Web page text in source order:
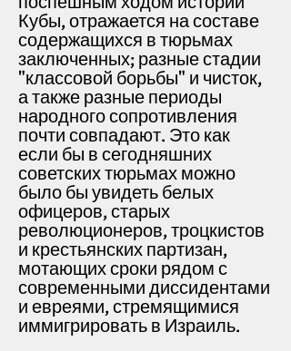
Кубы, отражается на составе
содержащихся в тюрьмах
заключенных; разные стадии
"классовой борьбы" и чисток,
а также разные периоды
народного сопротивления
почти совпадают. Это как
если бы в сегодняшних
советских тюрьмах можно
было бы увидеть белых
офицеров, старых
революционеров, троцкистов
и крестьянских партизан,
мотающих сроки рядом с
современными диссидентами
и евреями, стремящимися
иммигрировать в Израиль.